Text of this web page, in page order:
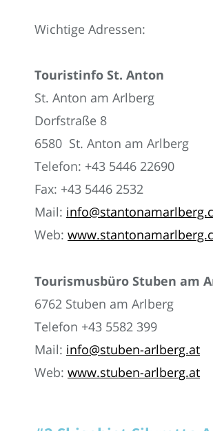
Wichtige Adressen:
Touristinfo St. Anton
St. Anton am Arlberg
Dorfstraße 8
6580 St. Anton am Arlberg
Telefon: +43 5446 22690
Fax: +43 5446 2532
Mail:
Web:
Tourismusbüro Stuben am
6762 Stuben am Arlberg
Telefon +43 5582 399
Mail: info@stuben-arlberg.at
Web: www.stuben-arlberg.at